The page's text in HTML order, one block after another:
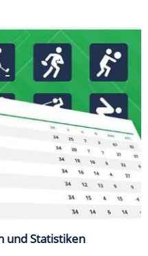
und Statistiken